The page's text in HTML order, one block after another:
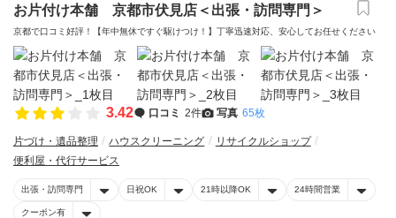
お片付け本舗 京都市伏見店＜出張・訪問専門＞
京都で口コミ好評！【年中無休ですぐ駆けつけ！】丁寧迅速対応、安心してお任せください
3.42 口コミ 2件 写真 65枚
片づけ・遺品整理 ハウスクリーニング
リサイクルショップ
便利屋・代行サービス
出張・訪問専門 日祝OK 21時以降OK 24時間営業
クーポン有